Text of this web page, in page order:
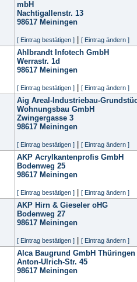
mbH
Nachtigallenstr. 13
98617 Meiningen
[ Eintrag bestätigen ] [ Eintrag ändern ]
Ahlbrandt Infotech GmbH
Werrastr. 1d
98617 Meiningen
[ Eintrag bestätigen ] [ Eintrag ändern ]
Aig Areal-Industriebau-
Wohnungsbau GmbH
Zwingergasse 3
98617 Meiningen
[ Eintrag bestätigen ] [ Eintrag ändern ]
AKP Acrylkantenprofis GmbH
Bodenweg 25
98617 Meiningen
[ Eintrag bestätigen ] [ Eintrag ändern ]
AKP Hirn & Gieseler oHG
Bodenweg 27
98617 Meiningen
[ Eintrag bestätigen ] [ Eintrag ändern ]
Alca Baugrund GmbH Thüringen
Anton-Ulrich-Str. 45
98617 Meiningen